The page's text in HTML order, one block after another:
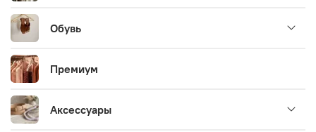
Обувь
Премиум
Аксессуары